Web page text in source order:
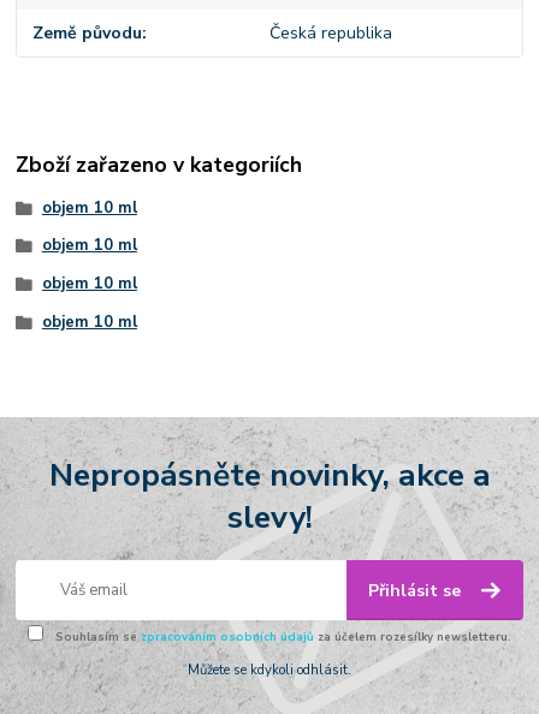
Země původu Česká republika
Zboží zařazeno v kategoriích
objem 10 ml
objem 10 ml
objem 10 ml
objem 10 ml
Nepropásněte novinky, akce a
slevy!
Přihlásit se
Souhlasím se zpracováním osobních údajů za účelem rozesílky newsletteru.
Můžete se kdykoli odhlásit.